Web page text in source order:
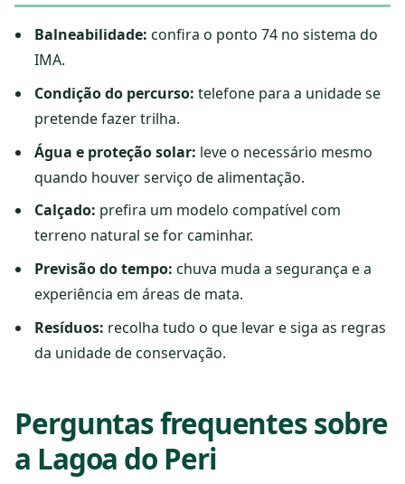
Balneabilidade: confira o ponto 74 no sistema do
IMA.
Condição do percurso: telefone para a unidade se
pretende fazer trilha.
Água e proteção solar: leve o necessário mesmo
quando houver serviço de alimentação.
Calçado: prefira um modelo compatível com
terreno natural se for caminhar.
Previsão do tempo: chuva muda a segurança e a
experiência em áreas de mata.
Resíduos: recolha tudo o que levar e siga as regras
da unidade de conservação.
Perguntas frequentes sobre
a Lagoa do Peri